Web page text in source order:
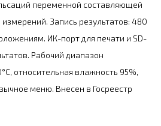
переменной составляющей
Запись результатов: 480
ИК-порт для печати и SD-
Рабочий диапазон
относительная влажность 95%,
меню. Внесен в Госреестр